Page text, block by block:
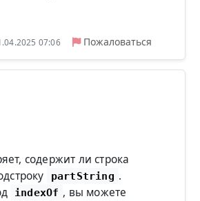
07:06 Пожаловаться
содержит ли строка
partString .
indexOf , вы можете